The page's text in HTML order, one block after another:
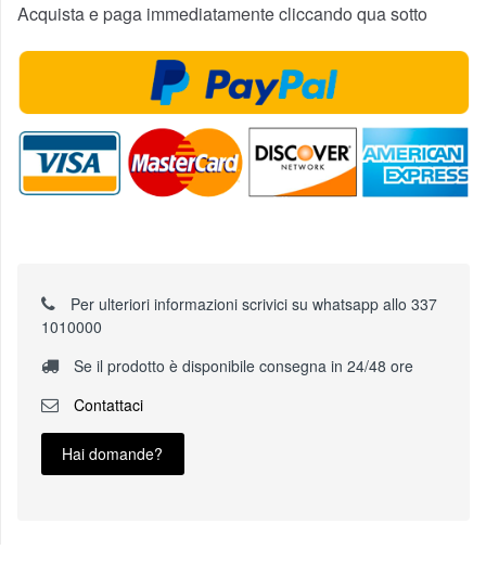
Acquista e paga immediatamente cliccando qua sotto
Per ulteriori informazioni scrivici su whatsapp allo 337
1010000
Se il prodotto è disponibile consegna in 24/48 ore
Contattaci
Hai domande?